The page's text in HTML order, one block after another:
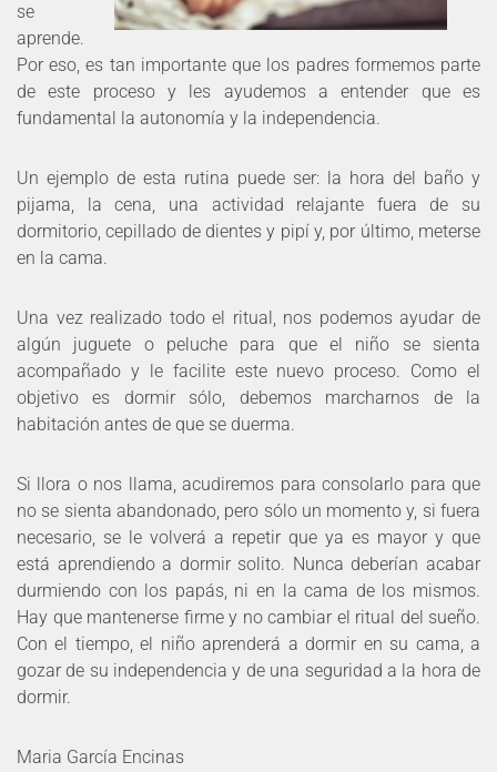
se
aprende.
Por eso, es tan importante que los padres formemos parte
de este proceso y les ayudemos a entender que es
fundamental la autonomía y la independencia.
Un ejemplo de esta rutina puede ser: la hora del baño y
pijama, la cena, una actividad relajante fuera de su
dormitorio, cepillado de dientes y pipí y, por último, meterse
en la cama.
Una vez realizado todo el ritual, nos podemos ayudar de
algún juguete o peluche para que el niño se sienta
acompañado y le facilite este nuevo proceso. Como el
objetivo es dormir sólo, debemos marcharnos de la
habitación antes de que se duerma.
Si llora o nos llama, acudiremos para consolarlo para que
no se sienta abandonado, pero sólo un momento y, si fuera
necesario, se le volverá a repetir que ya es mayor y que
está aprendiendo a dormir solito. Nunca deberían acabar
durmiendo con los papás, ni en la cama de los mismos.
Hay que mantenerse firme y no cambiar el ritual del sueño.
Con el tiempo, el niño aprenderá a dormir en su cama, a
gozar de su independencia y de una seguridad a la hora de
dormir.
Maria García Encinas